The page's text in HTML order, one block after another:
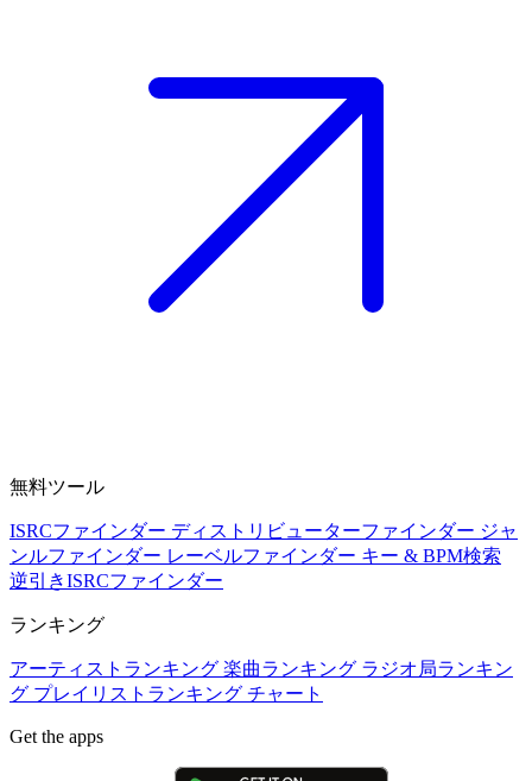
無料ツール
ISRCファインダー ディストリビューターファインダー ジャ
ンルファインダー レーベルファインダー キー & BPM検索
逆引きISRCファインダー
ランキング
アーティストランキング 楽曲ランキング ラジオ局ランキン
グ プレイリストランキング チャート
Get the apps